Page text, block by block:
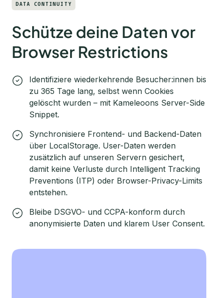
DATA CONTINUITY
Schütze deine Daten vor
Browser Restrictions
Identifiziere wiederkehrende Besucher:innen bis
zu 365 Tage lang, selbst wenn Cookies
gelöscht wurden – mit Kameleoons Server-Side
Snippet.
Synchronisiere Frontend- und Backend-Daten
über LocalStorage. User-Daten werden
zusätzlich auf unseren Servern gesichert,
damit keine Verluste durch Intelligent Tracking
Preventions (ITP) oder Browser-Privacy-Limits
entstehen.
Bleibe DSGVO- und CCPA-konform durch
anonymisierte Daten und klarem User Consent.